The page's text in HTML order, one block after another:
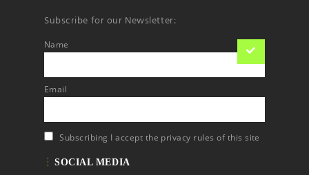
Subscribe for our Newsletter:
Name
Email
Subscribing I accept the privacy rules of this site
SOCIAL MEDIA